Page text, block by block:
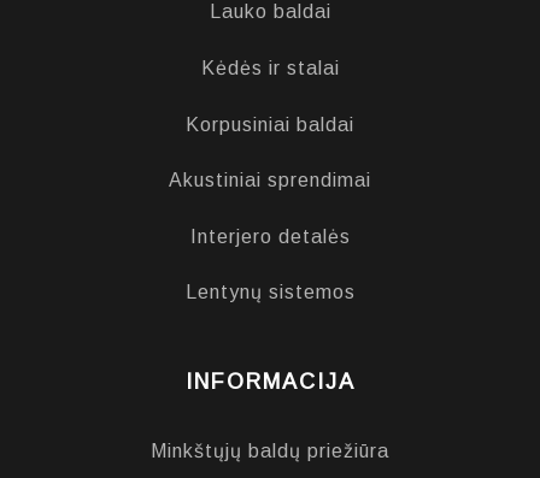
Lauko baldai
Kėdės ir stalai
Korpusiniai baldai
Akustiniai sprendimai
Interjero detalės
Lentynų sistemos
INFORMACIJA
Minkštųjų baldų priežiūra